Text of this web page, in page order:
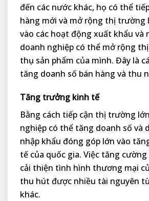
đến các nước khác, họ có thể
hàng mới và mở rộng thị trường
vào các hoạt động xuất khẩu và
doanh nghiệp có thể mở rộng
thụ sản phẩm của mình. Đây là
tăng doanh số bán hàng và thu
Tăng trưởng kinh tế
Bằng cách tiếp cận thị trường
nghiệp có thể tăng doanh số và
nhập khẩu đóng góp lớn vào
tế của quốc gia. Việc tăng
cải thiện tình hình thương mại
thu hút được nhiều tài nguyên
khác.